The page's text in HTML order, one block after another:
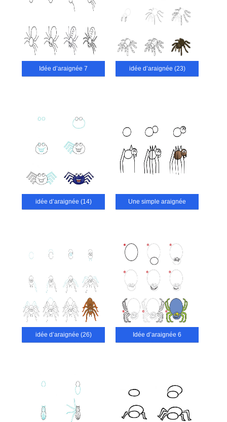
Idée d’araignée 7 idée d’araignée (23)
idée d’araignée (14) Une simple araignée
idée d’araignée (26) Idée d’araignée 6